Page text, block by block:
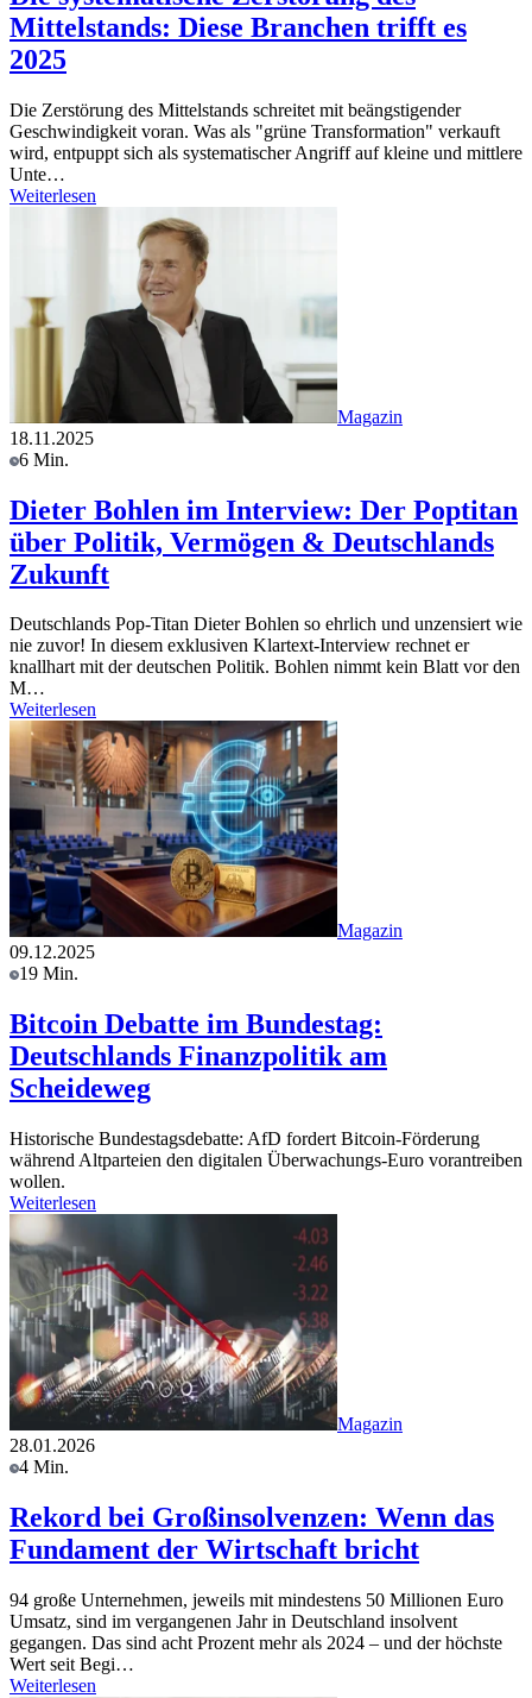
Mittelstands: Diese Branchen trifft es
2025
Die Zerstörung des Mittelstands schreitet mit beängstigender
Geschwindigkeit voran. Was als "grüne Transformation" verkauft
wird, entpuppt sich als systematischer Angriff auf kleine und mittlere
Unte…
Weiterlesen
Magazin
18.11.2025
6 Min.
Dieter Bohlen im Interview: Der Poptitan
über Politik, Vermögen & Deutschlands
Zukunft
Deutschlands Pop-Titan Dieter Bohlen so ehrlich und unzensiert wie
nie zuvor! In diesem exklusiven Klartext-Interview rechnet er
knallhart mit der deutschen Politik. Bohlen nimmt kein Blatt vor den
M…
Weiterlesen
Magazin
09.12.2025
19 Min.
Bitcoin Debatte im Bundestag:
Deutschlands Finanzpolitik am
Scheideweg
Historische Bundestagsdebatte: AfD fordert Bitcoin-Förderung
während Altparteien den digitalen Überwachungs-Euro vorantreiben
wollen.
Weiterlesen
Magazin
28.01.2026
4 Min.
Rekord bei Großinsolvenzen: Wenn das
Fundament der Wirtschaft bricht
94 große Unternehmen, jeweils mit mindestens 50 Millionen Euro
Umsatz, sind im vergangenen Jahr in Deutschland insolvent
gegangen. Das sind acht Prozent mehr als 2024 – und der höchste
Wert seit Begi…
Weiterlesen